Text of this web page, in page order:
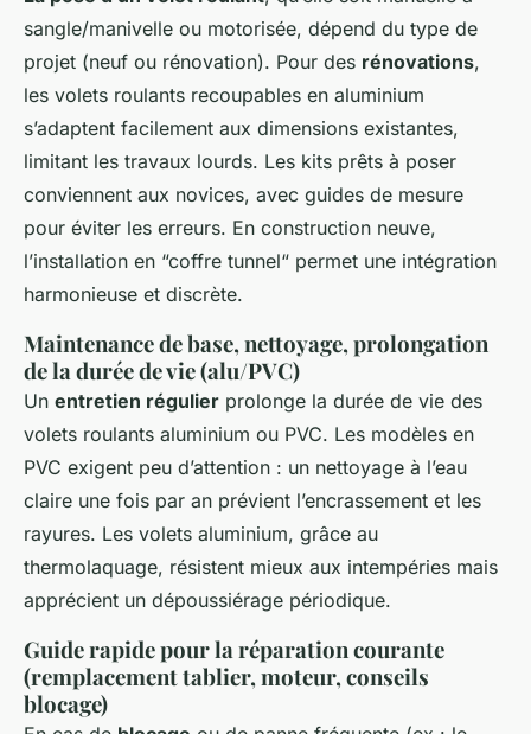
sangle/manivelle ou motorisée, dépend du type de
projet (neuf ou rénovation). Pour des rénovations,
les volets roulants recoupables en aluminium
s’adaptent facilement aux dimensions existantes,
limitant les travaux lourds. Les kits prêts à poser
conviennent aux novices, avec guides de mesure
pour éviter les erreurs. En construction neuve,
l’installation en “coffre tunnel“ permet une intégration
harmonieuse et discrète.
Maintenance de base, nettoyage, prolongation
de la durée de vie (alu/PVC)
Un entretien régulier prolonge la durée de vie des
volets roulants aluminium ou PVC. Les modèles en
PVC exigent peu d’attention : un nettoyage à l’eau
claire une fois par an prévient l’encrassement et les
rayures. Les volets aluminium, grâce au
thermolaquage, résistent mieux aux intempéries mais
apprécient un dépoussiérage périodique.
Guide rapide pour la réparation courante
(remplacement tablier, moteur, conseils
blocage)